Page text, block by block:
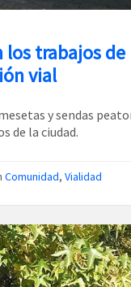
los trabajos de
vial
y sendas
de la ciudad.
Comunidad, Vialidad